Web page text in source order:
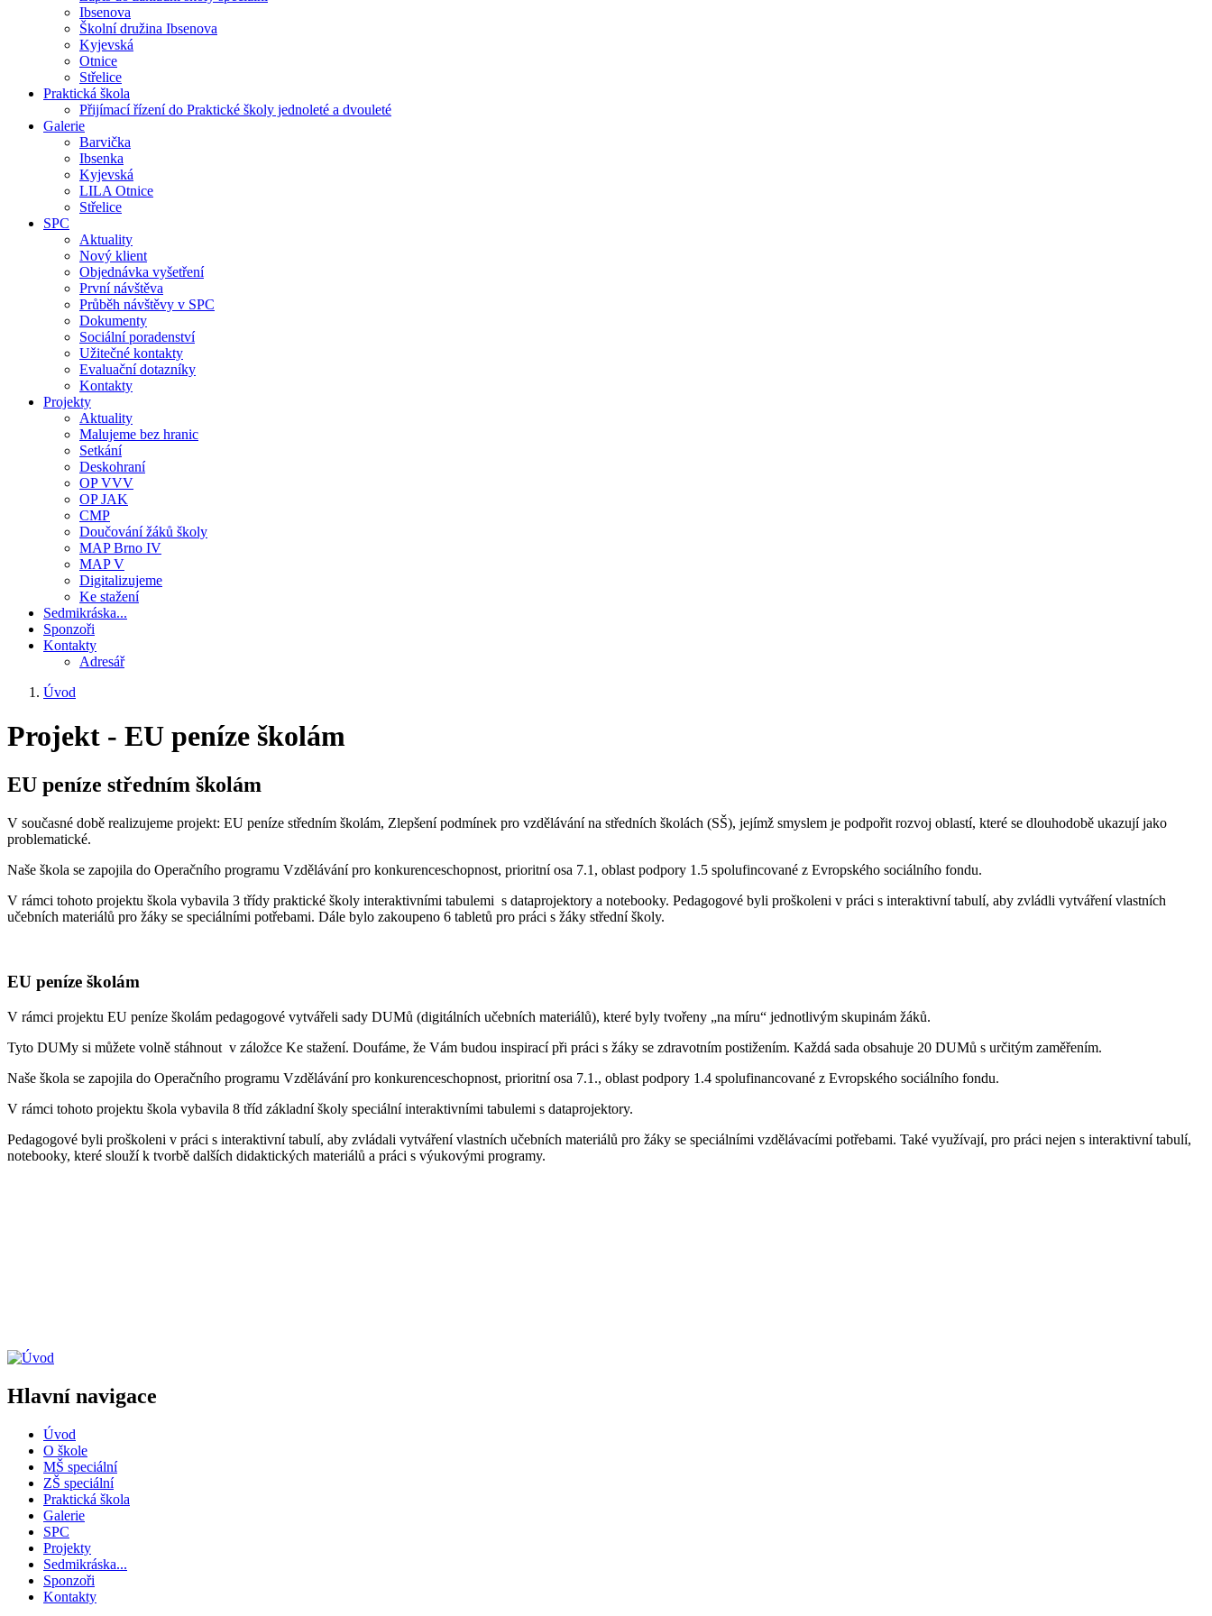
Ibsenova
Školní družina Ibsenova
Kyjevská
Otnice
Střelice
Praktická škola
Přijímací řízení do Praktické školy jednoleté a dvouleté
Galerie
Barvička
Ibsenka
Kyjevská
LILA Otnice
Střelice
SPC
Aktuality
Nový klient
Objednávka vyšetření
První návštěva
Průběh návštěvy v SPC
Dokumenty
Sociální poradenství
Užitečné kontakty
Evaluační dotazníky
Kontakty
Projekty
Aktuality
Malujeme bez hranic
Setkání
Deskohraní
OP VVV
OP JAK
CMP
Doučování žáků školy
MAP Brno IV
MAP V
Digitalizujeme
Ke stažení
Sedmikráska...
Sponzoři
Kontakty
Adresář
navigace
Úvod
Projekt - EU peníze školám
EU peníze středním školám
V současné době realizujeme projekt: EU peníze středním školám, Zlepšení podmínek pro vzdělávání na středních školách (SŠ), jejímž smyslem je podpořit rozvoj oblastí, které se dlouhodobě ukazují jako
problematické.
Naše škola se zapojila do Operačního programu Vzdělávání pro konkurenceschopnost, prioritní osa 7.1, oblast podpory 1.5 spolufincované z Evropského sociálního fondu.
V rámci tohoto projektu škola vybavila 3 třídy praktické školy interaktivními tabulemi s dataprojektory a notebooky. Pedagogové byli proškoleni v práci s interaktivní tabulí, aby zvládli vytváření vlastních
učebních materiálů pro žáky se speciálními potřebami. Dále bylo zakoupeno 6 tabletů pro práci s žáky střední školy.
EU peníze školám
V rámci projektu EU peníze školám pedagogové vytvářeli sady DUMů (digitálních učebních materiálů), které byly tvořeny „na míru“ jednotlivým skupinám žáků.
Tyto DUMy si můžete volně stáhnout v záložce Ke stažení. Doufáme, že Vám budou inspirací při práci s žáky se zdravotním postižením. Každá sada obsahuje 20 DUMů s určitým zaměřením.
Naše škola se zapojila do Operačního programu Vzdělávání pro konkurenceschopnost, prioritní osa 7.1., oblast podpory 1.4 spolufinancované z Evropského sociálního fondu.
V rámci tohoto projektu škola vybavila 8 tříd základní školy speciální interaktivními tabulemi s dataprojektory.
Pedagogové byli proškoleni v práci s interaktivní tabulí, aby zvládali vytváření vlastních učebních materiálů pro žáky se speciálními vzdělávacími potřebami. Také využívají, pro práci nejen s interaktivní tabulí,
notebooky, které slouží k tvorbě dalších didaktických materiálů a práci s výukovými programy.
Hlavní navigace
Úvod
O škole
MŠ speciální
ZŠ speciální
Praktická škola
Galerie
SPC
Projekty
Sedmikráska...
Sponzoři
Kontakty